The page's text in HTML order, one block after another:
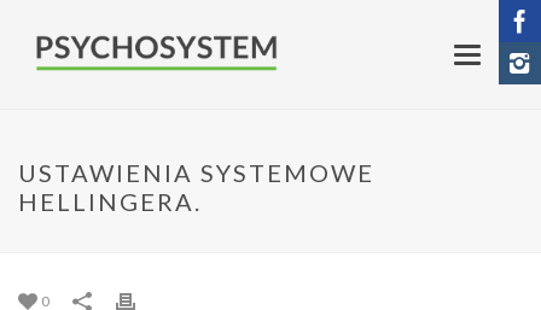
USTAWIENIA SYSTEMOWE
HELLINGERA.
0